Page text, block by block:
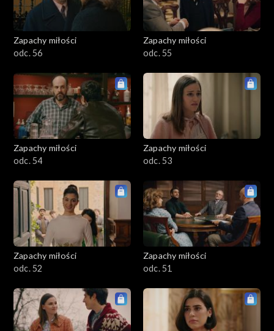
Zapachy miłości
odc. 56
Zapachy miłości
odc. 55
Zapachy miłości
odc. 54
Zapachy miłości
odc. 53
Zapachy miłości
odc. 52
Zapachy miłości
odc. 51